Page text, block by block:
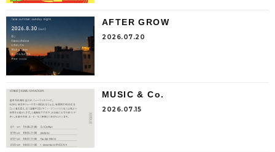
AFTER GROW
2026.07.20
MUSIC & Co.
2026.07.15